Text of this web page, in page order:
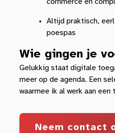
Altijd praktisch,
poespas
Wie gingen je
Gelukkig staat digitale
meer op de agenda. Een
waarmee ik al werk aan een
Neem contact